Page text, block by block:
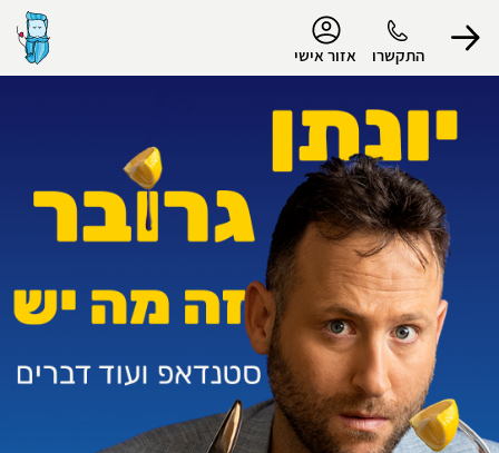
התקשרו אזור אישי
הפרופיל שלי
התנתק